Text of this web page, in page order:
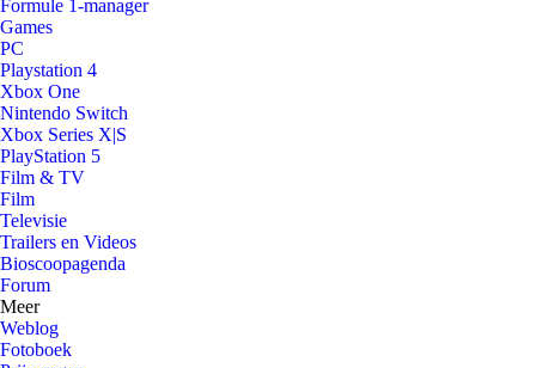
Formule 1-manager
Games
PC
Playstation 4
Xbox One
Nintendo Switch
Xbox Series X|S
PlayStation 5
Film & TV
Film
Televisie
Trailers en Videos
Bioscoopagenda
Forum
Meer
Weblog
Fotoboek